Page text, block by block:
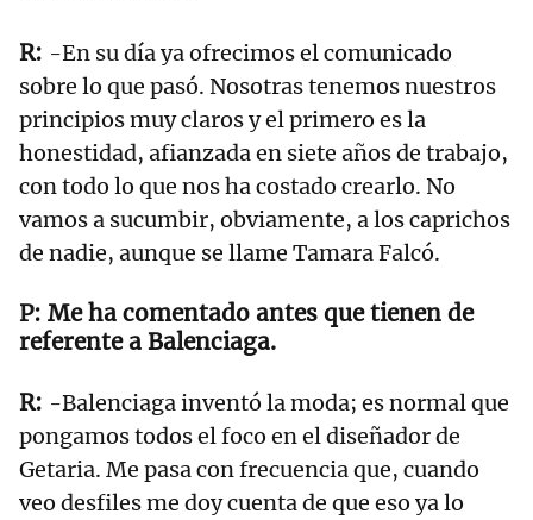
-En su día ya ofrecimos el comunicado
sobre lo que pasó. Nosotras tenemos nuestros
principios muy claros y el primero es la
honestidad, afianzada en siete años de trabajo,
con todo lo que nos ha costado crearlo. No
vamos a sucumbir, obviamente, a los caprichos
de nadie, aunque se llame Tamara Falcó.
Me ha comentado antes que tienen de
referente a Balenciaga.
-Balenciaga inventó la moda; es normal que
pongamos todos el foco en el diseñador de
Getaria. Me pasa con frecuencia que, cuando
veo desfiles me doy cuenta de que eso ya lo